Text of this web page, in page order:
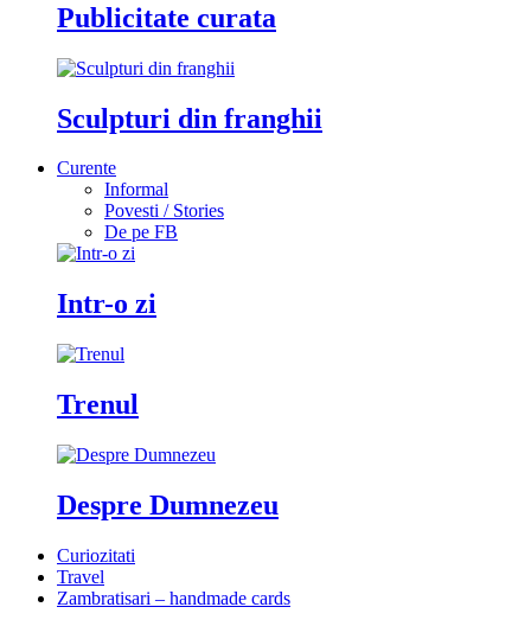
Publicitate curata
Sculpturi din franghii
Curente
Informal
Povesti / Stories
De pe FB
Intr-o zi
Trenul
Despre Dumnezeu
Curiozitati
Travel
Zambratisari – handmade cards